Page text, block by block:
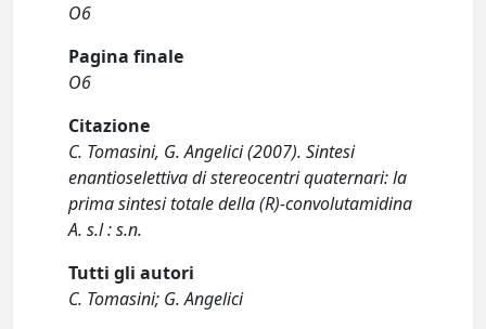
O6
Pagina finale
O6
Citazione
C. Tomasini, G. Angelici (2007). Sintesi
enantioselettiva di stereocentri quaternari: la
prima sintesi totale della (R)-convolutamidina
A. s.l : s.n.
Tutti gli autori
C. Tomasini; G. Angelici